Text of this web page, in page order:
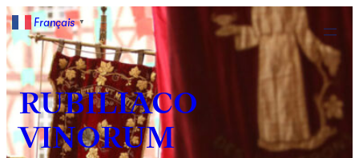
RUBILIACO
VINORUM
Français ▼